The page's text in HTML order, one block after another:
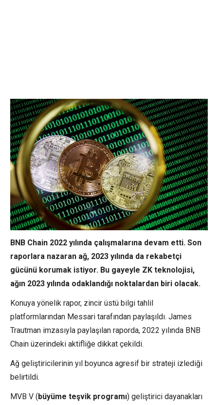
BNB Chain 2022 yılında çalışmalarına devam etti. Son
raporlara nazaran ağ, 2023 yılında da rekabetçi
gücünü korumak istiyor. Bu gayeyle ZK teknolojisi,
ağın 2023 yılında odaklandığı noktalardan biri olacak.
Konuya yönelik rapor, zincir üstü bilgi tahlil
platformlarından Messari tarafından paylaşıldı. James
Trautman imzasıyla paylaşılan raporda, 2022 yılında BNB
Chain üzerindeki aktifliğe dikkat çekildi.
Ağ geliştiricilerinin yıl boyunca agresif bir strateji izlediği
belirtildi.
MVB V ( büyüme teşvik programı) geliştirici dayanakları